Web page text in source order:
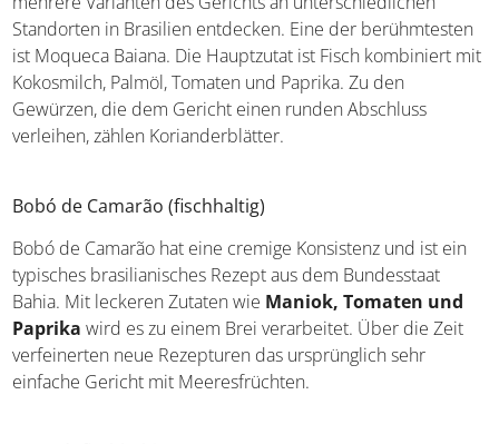
mehrere Varianten des Gerichts an unterschiedlichen
Standorten in Brasilien entdecken. Eine der
berühmtesten ist Moqueca Baiana. Die Hauptzutat ist
Fisch kombiniert mit Kokosmilch, Palmöl, Tomaten und
Paprika. Zu den Gewürzen, die dem Gericht einen
runden Abschluss verleihen, zählen Korianderblätter.
Bobó de Camarão (fischhaltig)
Bobó de Camarão hat eine cremige Konsistenz und ist ein
typisches brasilianisches Rezept aus dem Bundesstaat
Bahia. Mit leckeren Zutaten wie Maniok, Tomaten und
Paprika wird es zu einem Brei verarbeitet. Über die Zeit
verfeinerten neue Rezepturen das ursprünglich sehr
einfache Gericht mit Meeresfrüchten.